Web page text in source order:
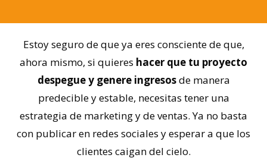
Estoy seguro de que ya eres consciente de que,
ahora mismo, si quieres hacer que tu proyecto
despegue y genere ingresosde manera
predecible y estable, necesitas tener una
estrategia de marketing y de ventas. Ya no basta
con publicar en redes sociales y esperar a que los
clientes caigan del cielo.